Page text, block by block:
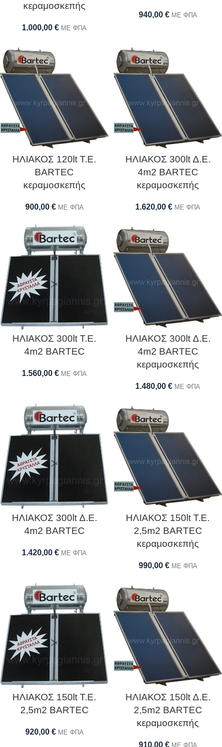
κεραμοσκεπής
1.000,00 € ΜΕ ΦΠΑ
940,00 € ΜΕ ΦΠΑ
ΗΛΙΑΚΟΣ 120lt Τ.Ε.
BARTEC
κεραμοσκεπής
900,00 € ΜΕ ΦΠΑ
ΗΛΙΑΚΟΣ 300lt Δ.Ε.
4m2 BARTEC
κεραμοσκεπής
1.620,00 € ΜΕ ΦΠΑ
ΗΛΙΑΚΟΣ 300lt Τ.Ε.
4m2 BARTEC
1.560,00 € ΜΕ ΦΠΑ
ΗΛΙΑΚΟΣ 300lt Δ.Ε.
4m2 BARTEC
κεραμοσκεπής
1.480,00 € ΜΕ ΦΠΑ
ΗΛΙΑΚΟΣ 300lt Δ.Ε.
4m2 BARTEC
1.420,00 € ΜΕ ΦΠΑ
ΗΛΙΑΚΟΣ 150lt Τ.Ε.
2,5m2 BARTEC
κεραμοσκεπής
990,00 € ΜΕ ΦΠΑ
ΗΛΙΑΚΟΣ 150lt Τ.Ε.
2,5m2 BARTEC
920,00 € ΜΕ ΦΠΑ
ΗΛΙΑΚΟΣ 150lt Δ.Ε.
2,5m2 BARTEC
κεραμοσκεπής
910,00 € ΜΕ ΦΠΑ